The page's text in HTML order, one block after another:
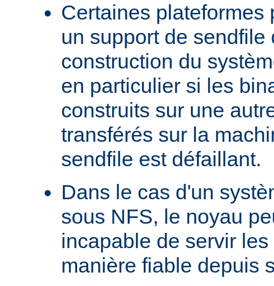
Certaines plateformes
un support de
construction du
en particulier si les
construits sur une
transférés sur la
sendfile est défaillant.
Dans le cas d'un
sous NFS, le noyau
incapable de servir
manière fiable depuis